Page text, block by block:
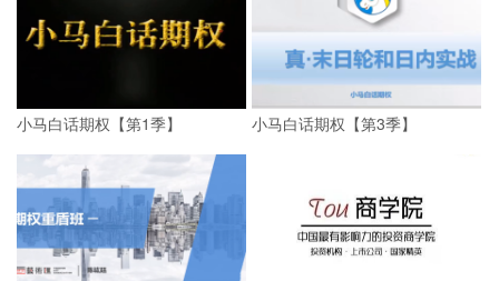
小马白话期权【第1季】 小马白话期权【第3季】